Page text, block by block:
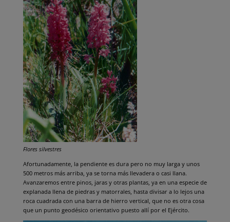
Flores silvestres
Afortunadamente, la pendiente es dura pero no muy larga y unos
500 metros más arriba, ya se torna más llevadera o casi llana.
Avanzaremos entre pinos, jaras y otras plantas, ya en una especie de
explanada llena de piedras y matorrales, hasta divisar a lo lejos una
roca cuadrada con una barra de hierro vertical, que no es otra cosa
que un punto geodésico orientativo puesto allí por el Ejército.